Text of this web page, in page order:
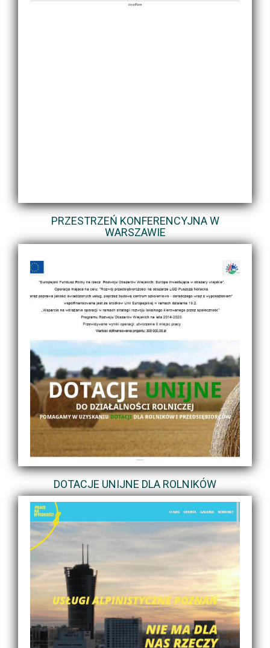
PRZESTRZEŃ KONFERENCYJNA W
WARSZAWIE
DOTACJE UNIJNE DLA ROLNIKÓW